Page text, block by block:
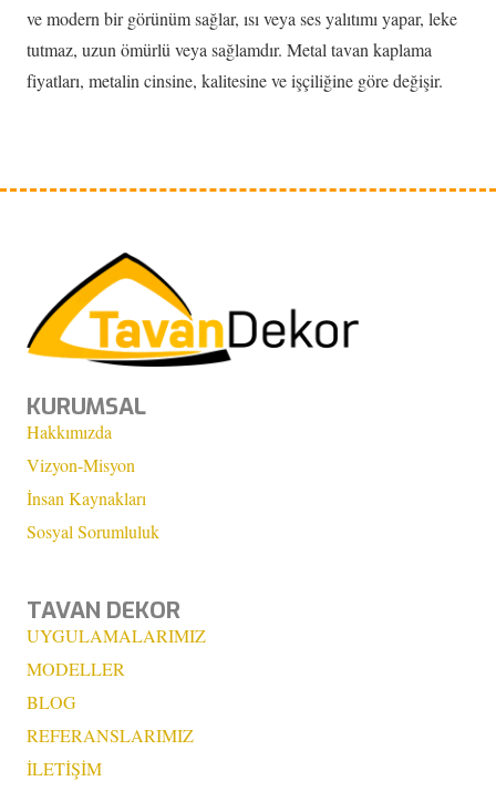
ve modern bir görünüm sağlar, ısı veya ses yalıtımı yapar, leke
tutmaz, uzun ömürlü veya sağlamdır. Metal tavan kaplama
fiyatları, metalin cinsine, kalitesine ve işçiliğine göre değişir.
KURUMSAL
Hakkımızda
Vizyon-Misyon
İnsan Kaynakları
Sosyal Sorumluluk
TAVAN DEKOR
UYGULAMALARIMIZ
MODELLER
BLOG
REFERANSLARIMIZ
İLETİŞİM